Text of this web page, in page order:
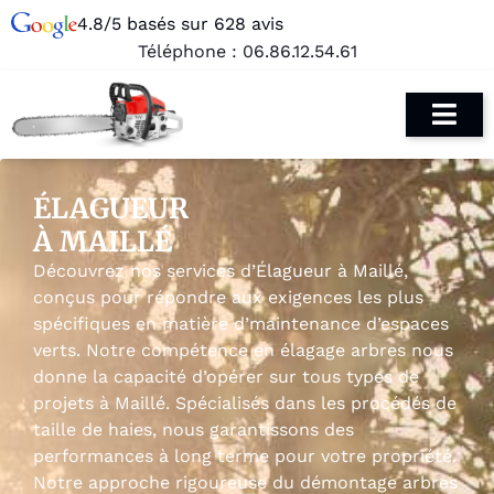
4.8/5 basés sur 628 avis
Téléphone : 06.86.12.54.61
ÉLAGUEUR
À MAILLÉ
Découvrez nos services d’Élagueur à Maillé,
conçus pour répondre aux exigences les plus
spécifiques en matière d’maintenance d’espaces
verts. Notre compétence en élagage arbres nous
donne la capacité d’opérer sur tous types de
projets à Maillé. Spécialisés dans les procédés de
taille de haies, nous garantissons des
performances à long terme pour votre propriété.
Notre approche rigoureuse du démontage arbres